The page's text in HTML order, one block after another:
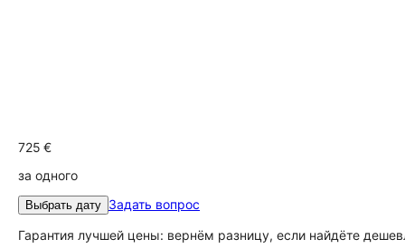
725 €
за одного
Выбрать дату Задать вопрос
Гарантия лучшей цены: вернём разницу, если найдёте